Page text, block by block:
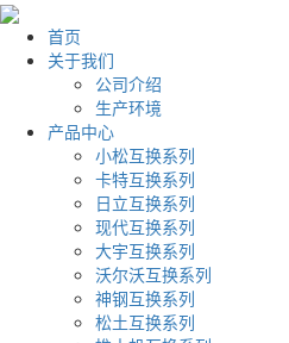
首页
关于我们
公司介绍
生产环境
产品中心
小松互换系列
卡特互换系列
日立互换系列
现代互换系列
大宇互换系列
沃尔沃互换系列
神钢互换系列
松土互换系列